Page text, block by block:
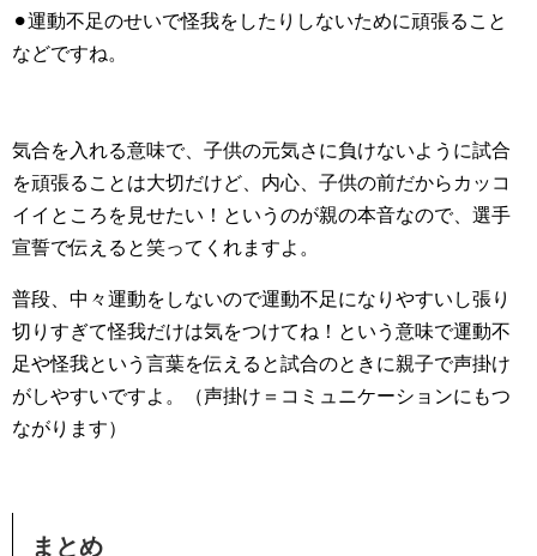
⚫︎運動不足のせいで怪我をしたりしないために頑張ること
などですね。
気合を入れる意味で、子供の元気さに負けないように試合
を頑張ることは大切だけど、内心、子供の前だからカッコ
イイところを見せたい！というのが親の本音なので、選手
宣誓で伝えると笑ってくれますよ。
普段、中々運動をしないので運動不足になりやすいし張り
切りすぎて怪我だけは気をつけてね！という意味で運動不
足や怪我という言葉を伝えると試合のときに親子で声掛け
がしやすいですよ。（声掛け＝コミュニケーションにもつ
ながります）
まとめ